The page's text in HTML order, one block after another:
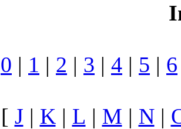
0 | 1 | 2 | 3 | 4 | 5 | 6
[ J | K | L | M | N|